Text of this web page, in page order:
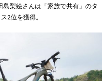
島梨絵さんは「家族で共有」のタ
2位を獲得。